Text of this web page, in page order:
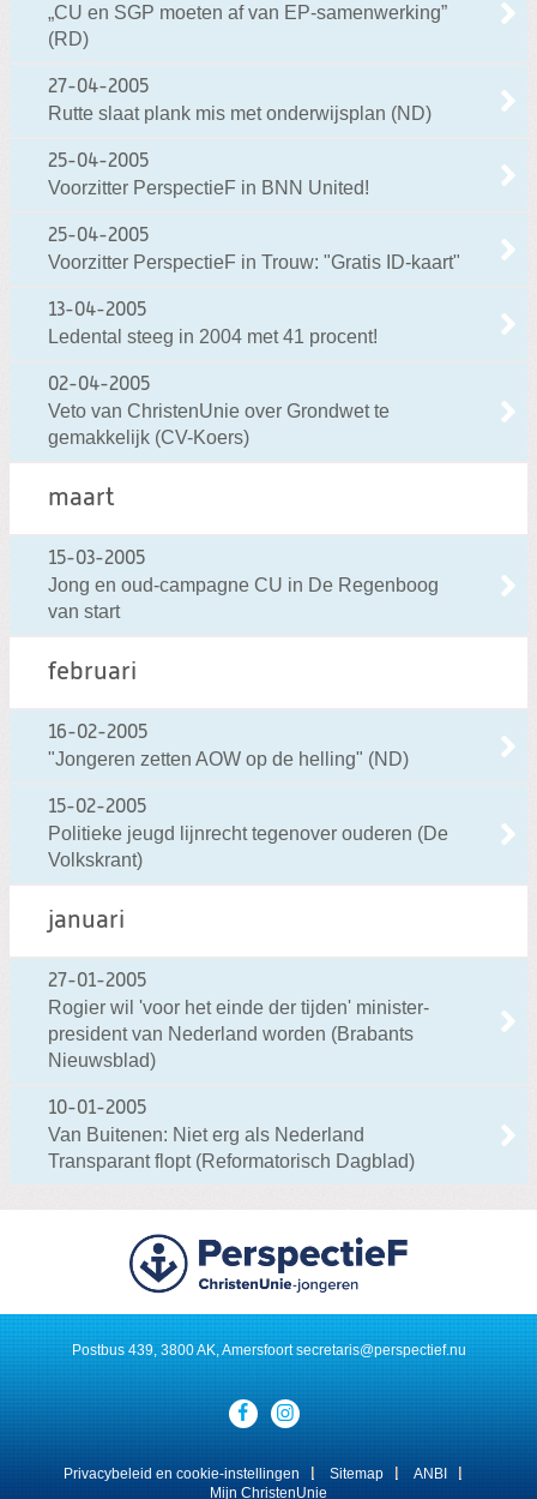
„CU en SGP moeten af van EP-samenwerking”
(RD)
27-04-2005
Rutte slaat plank mis met onderwijsplan (ND)
25-04-2005
Voorzitter PerspectieF in BNN United!
25-04-2005
Voorzitter PerspectieF in Trouw: "Gratis ID-kaart"
13-04-2005
Ledental steeg in 2004 met 41 procent!
02-04-2005
Veto van ChristenUnie over Grondwet te
gemakkelijk (CV-Koers)
maart
15-03-2005
Jong en oud-campagne CU in De Regenboog
van start
februari
16-02-2005
"Jongeren zetten AOW op de helling" (ND)
15-02-2005
Politieke jeugd lijnrecht tegenover ouderen (De
Volkskrant)
januari
27-01-2005
Rogier wil 'voor het einde der tijden' minister-
president van Nederland worden (Brabants
Nieuwsblad)
10-01-2005
Van Buitenen: Niet erg als Nederland
Transparant flopt (Reformatorisch Dagblad)
Postbus 439, 3800 AK, Amersfoortsecretaris@perspectief.nu
mediaPrivacybeleid en cookie-instellingen Sitemap
ANBI
Mijn ChristenUnie